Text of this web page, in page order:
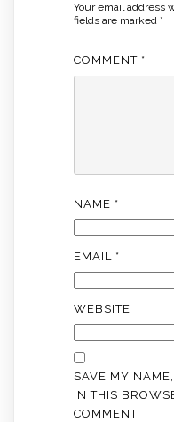
Your email address
fields are marked *
COMMENT *
NAME *
EMAIL *
WEBSITE
SAVE MY
IN THIS
COMMENT.